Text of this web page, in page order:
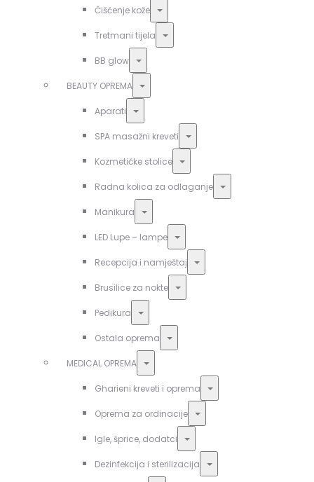
Čišćenje kože Toggle
Tretmani tijela Toggle
BB glow Toggle
BEAUTY OPREMA Toggle
Aparati Toggle
SPA masažni kreveti Toggle
Kozmetičke stolice Toggle
Radna kolica za odlaganje Toggle
Manikura Toggle
LED Lupe – lampe Toggle
Recepcija i namještaj Toggle
Brusilice za nokte Toggle
Pedikura Toggle
Ostala oprema Toggle
MEDICAL OPREMA Toggle
Gharieni kreveti i oprema Toggle
Oprema za ordinacije Toggle
Igle, šprice, dodatci Toggle
Dezinfekcija i sterilizacija
Toggle